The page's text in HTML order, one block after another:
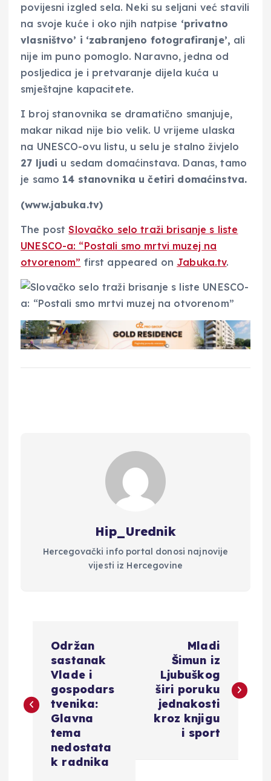
povijesni izgled sela. Neki su seljani već stavili
na svoje kuće i oko njih natpise ‘privatno
vlasništvo’ i ‘zabranjeno fotografiranje’, ali
nije im puno pomoglo. Naravno, jedna od
posljedica je i pretvaranje dijela kuća u
smještajne kapacitete.
I broj stanovnika se dramatično smanjuje,
makar nikad nije bio velik. U vrijeme ulaska
na UNESCO-ovu listu, u selu je stalno živjelo
27 ljudi u sedam domaćinstava. Danas, tamo
je samo 14 stanovnika u četiri domaćinstva.
(www.jabuka.tv)
The postSlovačko selo traži brisanje s liste
UNESCO-a: “Postali smo mrtvi muzej na
otvorenom” first appeared on Jabuka.tv.
Hip_Urednik
Hercegovački info portal donosi najnovije
vijesti iz Hercegovine
v
Održan
sastanak
Vlade i
gospodars
tvenika:
Glavna
tema
nedostata
k radnika
Mladi
Šimun iz
Ljubuškog
širi poruku
jednakosti
kroz knjigu
i sport